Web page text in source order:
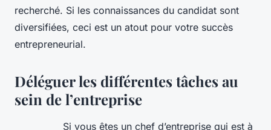
recherché. Si les connaissances du candidat sont
diversifiées, ceci est un atout pour votre succès
entrepreneurial.
Déléguer les différentes tâches au
sein de l’entreprise
Si vous êtes un chef d’entreprise qui est à